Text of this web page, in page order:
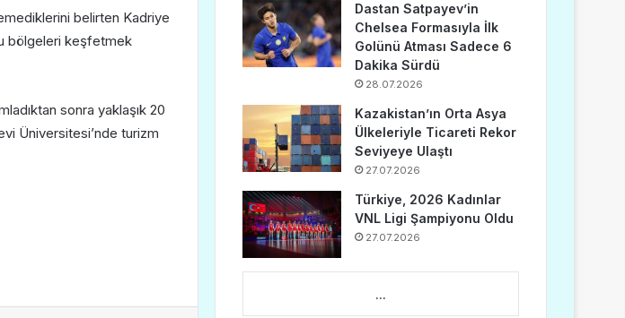
belirten Kadriye
bölgeleri keşfetmek
sonra yaklaşık 20
Üniversitesi’nde turizm
Dastan Satpayev’in
Chelsea Formasıyla İlk
Golünü Atması Sadece 6
Dakika Sürdü
28.07.2026
Kazakistan’ın Orta Asya
Ülkeleriyle Ticareti Rekor
Seviyeye Ulaştı
27.07.2026
Türkiye, 2026 Kadınlar
VNL Ligi Şampiyonu Oldu
27.07.2026
...